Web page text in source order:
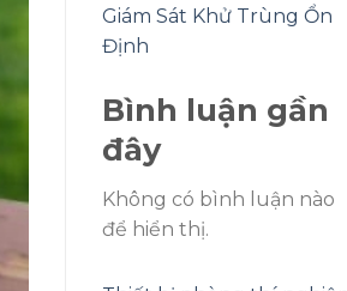
Giám Sát Khử Trùng Ổn
Định
Bình luận gần
đây
Không có bình luận nào
để hiển thị.